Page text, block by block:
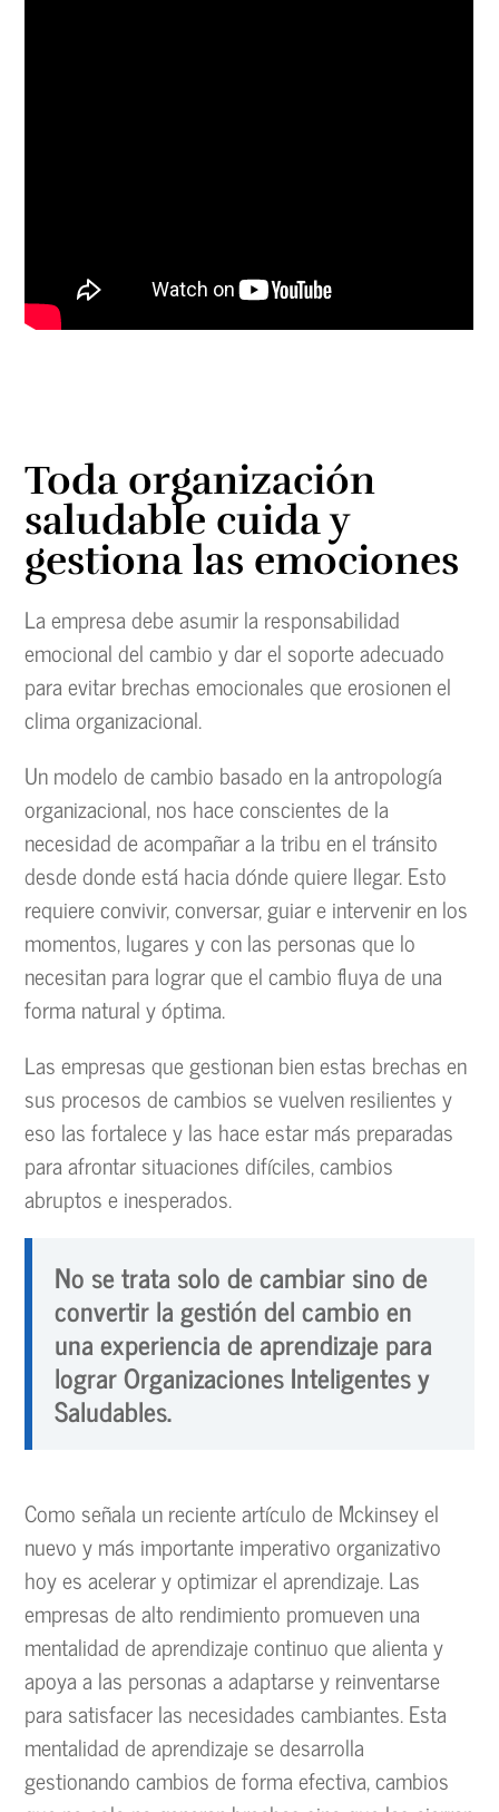
Toda organización
saludable cuida y
gestiona las emociones
La empresa debe asumir la responsabilidad
emocional del cambio y dar el soporte adecuado
para evitar brechas emocionales que erosionen el
clima organizacional.
Un modelo de cambio basado en la antropología
organizacional, nos hace conscientes de la
necesidad de acompañar a la tribu en el tránsito
desde donde está hacia dónde quiere llegar. Esto
requiere convivir, conversar, guiar e intervenir en los
momentos, lugares y con las personas que lo
necesitan para lograr que el cambio fluya de una
forma natural y óptima.
Las empresas que gestionan bien estas brechas en
sus procesos de cambios se vuelven resilientes y
eso las fortalece y las hace estar más preparadas
para afrontar situaciones difíciles, cambios
abruptos e inesperados.
No se trata solo de cambiar sino de
convertir la gestión del cambio en
una experiencia de aprendizaje para
lograr Organizaciones Inteligentes y
Saludables.
Como señala un reciente artículo de Mckinsey el
nuevo y más importante imperativo organizativo
hoy es acelerar y optimizar el aprendizaje. Las
empresas de alto rendimiento promueven una
mentalidad de aprendizaje continuo que alienta y
apoya a las personas a adaptarse y reinventarse
para satisfacer las necesidades cambiantes. Esta
mentalidad de aprendizaje se desarrolla
gestionando cambios de forma efectiva, cambios